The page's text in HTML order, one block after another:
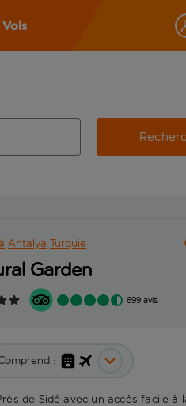
Vols
Antalya Turquie
Garden
699 avis
:
de Sidé avec un accès facile à